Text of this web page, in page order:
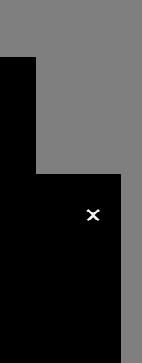
BYM
de
el día.
de sus
×